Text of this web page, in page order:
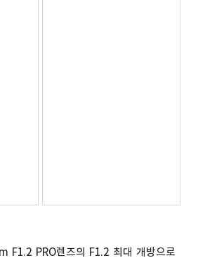
F1.2 PRO렌즈의 F1.2 최대 개방으로